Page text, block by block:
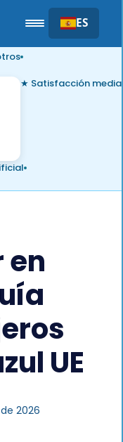
ES
★ Satisfacción media
en
UE
2026